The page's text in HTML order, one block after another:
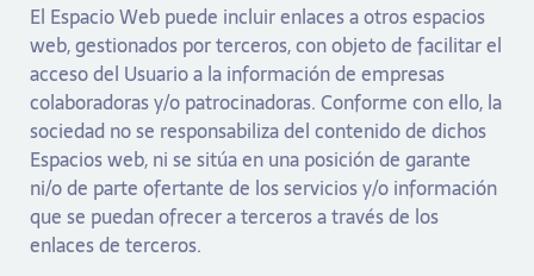
El Espacio Web puede incluir enlaces a otros espacios
web, gestionados por terceros, con objeto de facilitar el
acceso del Usuario a la información de empresas
colaboradoras y/o patrocinadoras. Conforme con ello, la
sociedad no se responsabiliza del contenido de dichos
Espacios web, ni se sitúa en una posición de garante
ni/o de parte ofertante de los servicios y/o información
que se puedan ofrecer a terceros a través de los
enlaces de terceros.